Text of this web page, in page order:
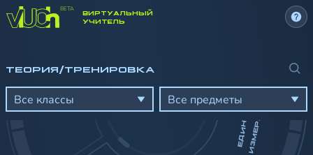
ВИРТУАЛЬНЫЙ
УЧИТЕЛЬ
Все классы Все предметы
ТЕОРИЯ/ТРЕНИРОВКА
Е
Д
И
Н
И
Ц
Ы
И
З
М
Е
Р
Е
Н
ИЯ